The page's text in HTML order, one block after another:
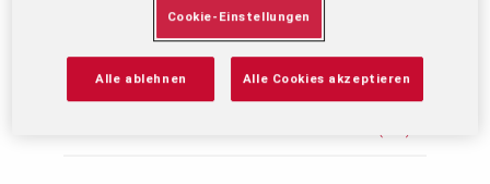
EAN-Nummer:
8015250476002
Cookie-Einstellungen
Alle ablehnen Alle Cookies akzeptieren